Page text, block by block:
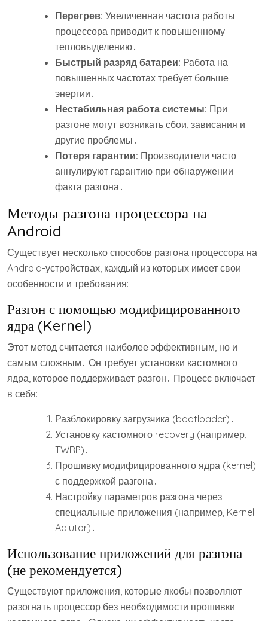
Перегрев: Увеличенная частота работы
процессора приводит к повышенному
тепловыделению․
Быстрый разряд батареи: Работа на
повышенных частотах требует больше
энергии․
Нестабильная работа системы: При
разгоне могут возникать сбои, зависания и
другие проблемы․
Потеря гарантии: Производители часто
аннулируют гарантию при обнаружении
факта разгона․
Методы разгона процессора на
Android
Существует несколько способов разгона процессора на
Android-устройствах, каждый из которых имеет свои
особенности и требования:
Разгон с помощью модифицированного
ядра (Kernel)
Этот метод считается наиболее эффективным, но и
самым сложным․ Он требует установки кастомного
ядра, которое поддерживает разгон․ Процесс включает
в себя:
Разблокировку загрузчика (bootloader)․
Установку кастомного recovery (например,
TWRP)․
Прошивку модифицированного ядра (kernel)
с поддержкой разгона․
Настройку параметров разгона через
специальные приложения (например, Kernel
Adiutor)․
Использование приложений для разгона
(не рекомендуется)
Существуют приложения, которые якобы позволяют
разогнать процессор без необходимости прошивки